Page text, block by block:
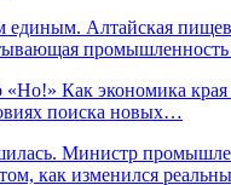
единым. Алтайская
«Но!» Как экономика
поиска новых…
Министр
как изменился